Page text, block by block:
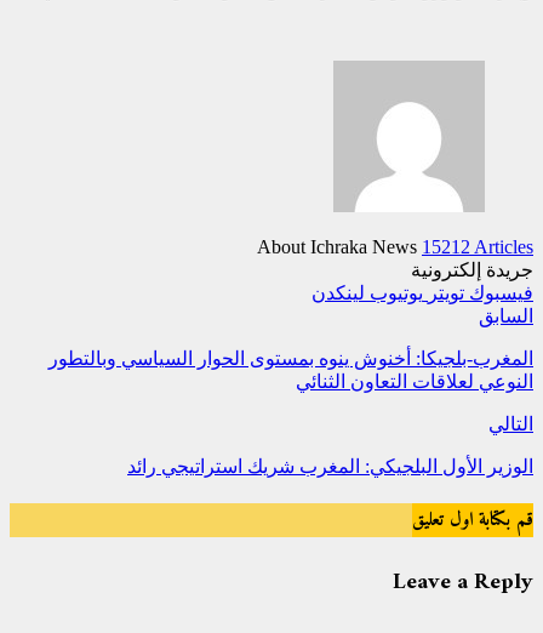
About Ichraka News 15212 Articles
جريدة إلكترونية
فيسبوك تويتر يوتيوب لينكدن
السابق
المغرب-بلجيكا: أخنوش ينوه بمستوى الحوار السياسي وبالتطور
النوعي لعلاقات التعاون الثنائي
التالي
الوزير الأول البلجيكي: المغرب شريك استراتيجي رائد
قم بكتابة اول تعليق
Leave a Reply